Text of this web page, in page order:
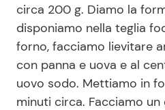
circa 200 g. Diamo la
disponiamo nella teglia
forno, facciamo lievitare
con panna e uova e al
uovo sodo. Mettiamo in
minuti circa. Facciamo